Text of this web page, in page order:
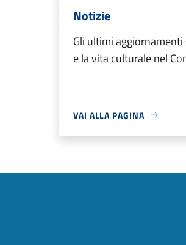
Notizie
Gli ultimi
e la vita culturale nel
VAI ALLA PAGINA